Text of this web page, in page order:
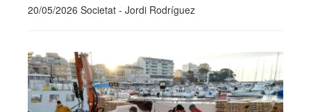
20/05/2026 Societat - Jordi Rodríguez